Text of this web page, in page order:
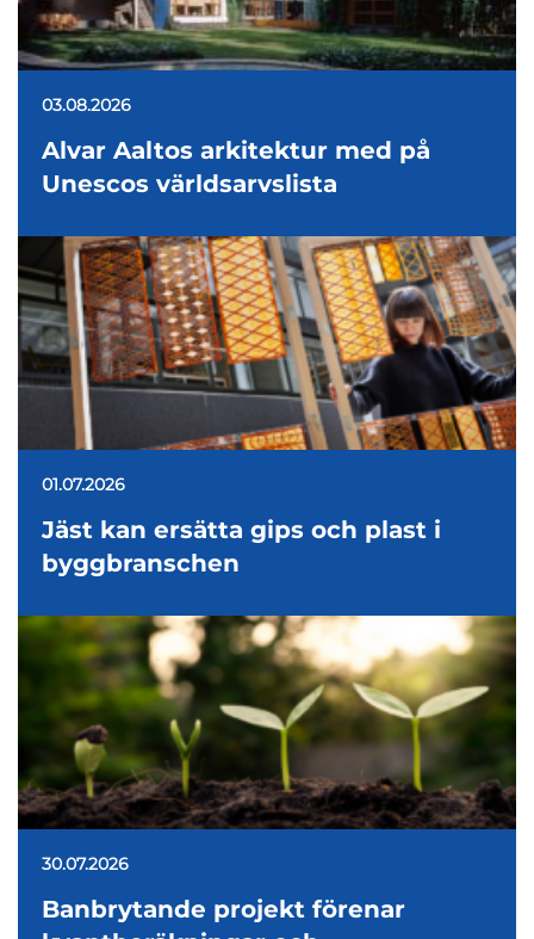
03.08.2026
Alvar Aaltos arkitektur med på
Unescos världsarvslista
01.07.2026
Jäst kan ersätta gips och plast i
byggbranschen
30.07.2026
Banbrytande projekt förenar